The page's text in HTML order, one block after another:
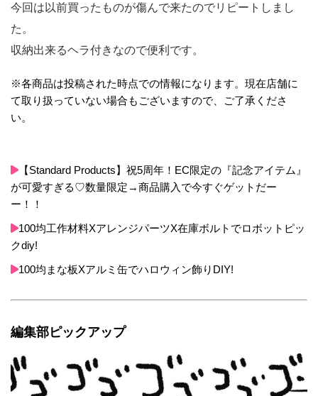
今回は以前買ったものが傷んで来たのでリピートしまし
た。
収納出来るヘラ付きなので便利です。
※各商品は投稿された時点での情報になります。現在店舗に
て取り扱っていない場合もございますので、ご了承くださ
い。
【Standard Products】祝5周年！EC限定の『記念アイテム』
が可愛すぎる♡数量限定→商品購入で今すぐゲットだー
ー！！
100均工作材料XアレンジパーツX在庫ボルトでロボットピッ
クdiy!
100均まな板Xアルミ缶でハロウィン飾りDIY!
編集部ピックアップ